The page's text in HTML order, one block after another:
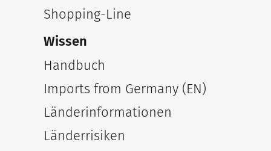
Shopping-Line
Wissen
Handbuch
Imports from Germany (EN)
Länderinformationen
Länderrisiken